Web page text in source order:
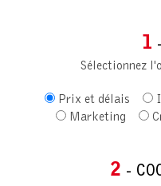
1
Sélectionnez
Prix et délais
Marketing
2 -